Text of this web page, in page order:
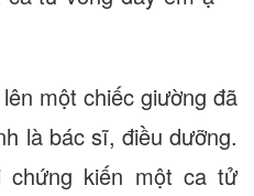
một chiếc giường đã
là bác sĩ, điều dưỡng.
kiến một ca tử